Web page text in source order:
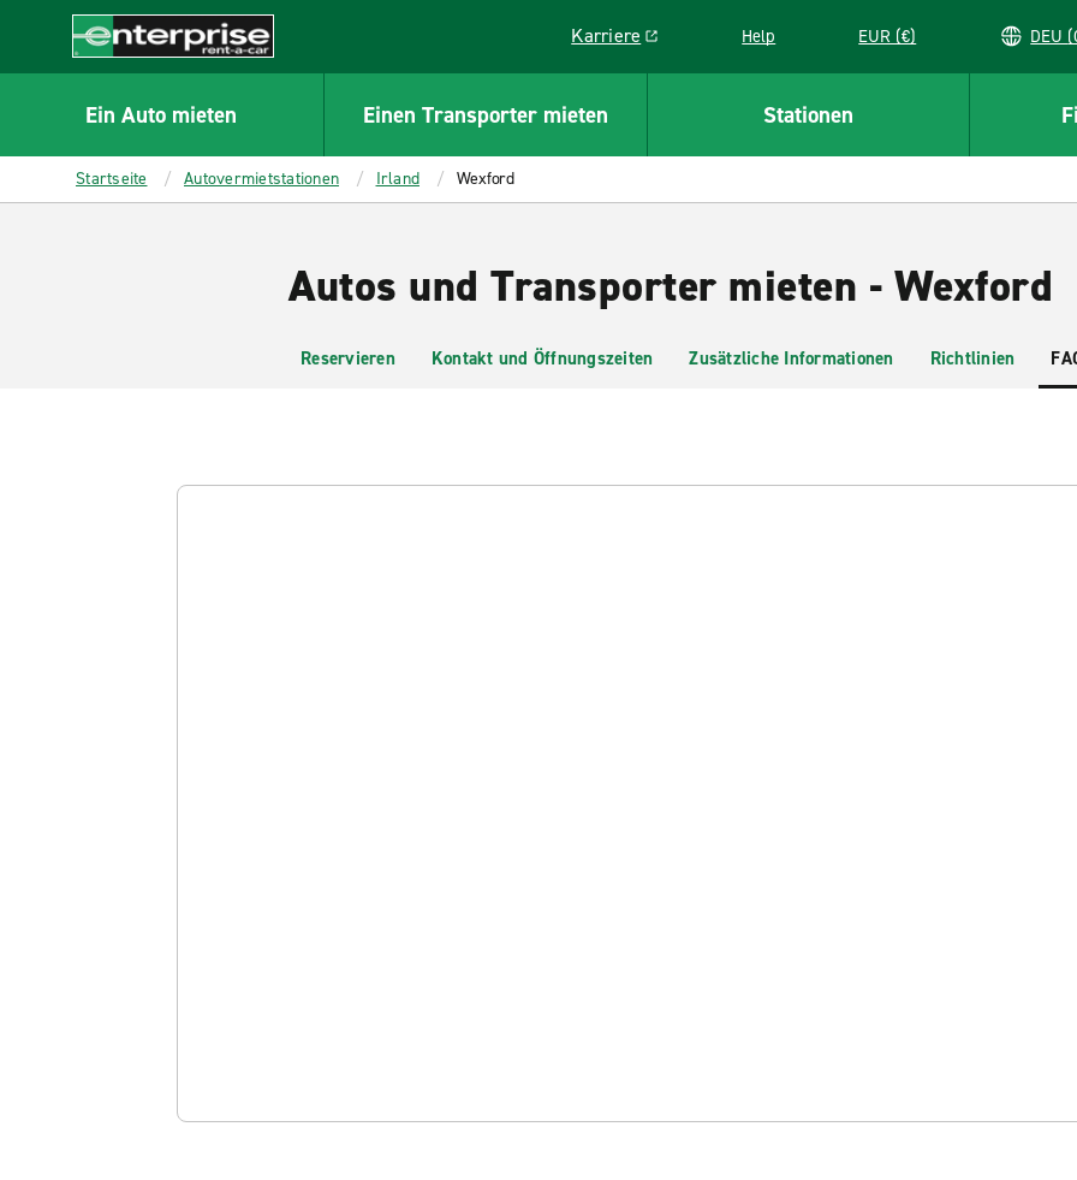
CONTENT
Enterprise
Karriere
Link opens in a new window
Help EUR (€)
Ein Auto mieten Einen Transporter mieten Stationen
Startseite Autovermietstationen Irland Wexford
Autos und Transporter mieten - Wexford
Reservieren Kontakt und Öffnungszeiten Zusätzliche Informationen Richtlinien